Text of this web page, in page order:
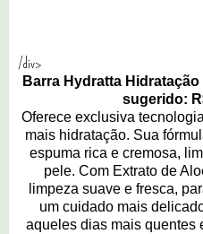
/div>
Barra Hydratta
sugerido:
Oferece exclusiva
mais hidratação. Sua
espuma rica e cremosa,
pele. Com Extrato de
limpeza suave e fresca,
um cuidado mais
aqueles dias mais quentes